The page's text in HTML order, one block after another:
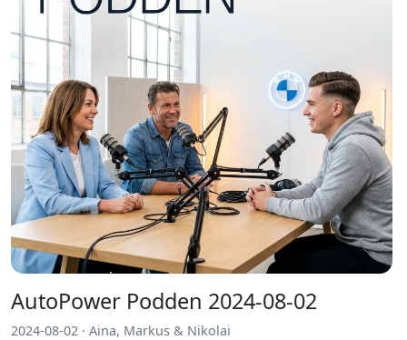
AutoPower Podden 2024-08-02
2024-08-02 · Aina, Markus & Nikolai